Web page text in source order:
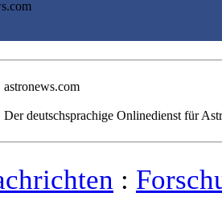
astronews.com
Der deutschsprachige Onlinedienst für
: